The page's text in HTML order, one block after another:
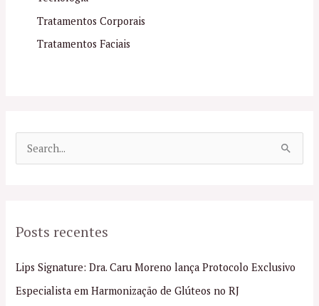
Tratamentos Corporais
Tratamentos Faciais
u
s
a
Posts recentes
Lips Signature: Dra. Caru Moreno lança Protocolo Exclusivo
Especialista em Harmonização de Glúteos no RJ